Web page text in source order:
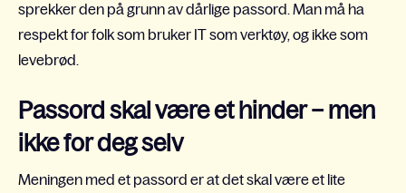
sprekker den på grunn av dårlige passord. Man må ha
respekt for folk som bruker IT som verktøy, og ikke som
levebrød.
Passord skal være et hinder – men
ikke for deg selv
Meningen med et passord er at det skal være et lite